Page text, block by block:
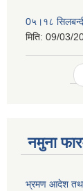
0५।१८
मिति: 09/03/
नमुना
भ्रमण आदेश तथा